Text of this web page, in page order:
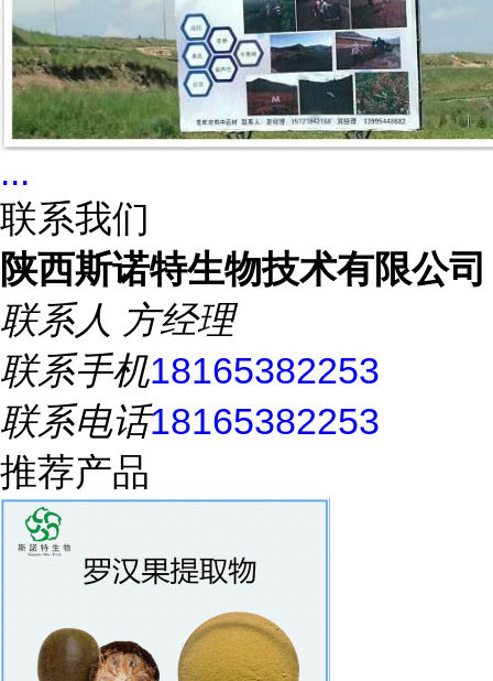
...
联系我们
陕西斯诺特生物技术有限公司
联系人 方经理
联系手机18165382253
联系电话18165382253
推荐产品